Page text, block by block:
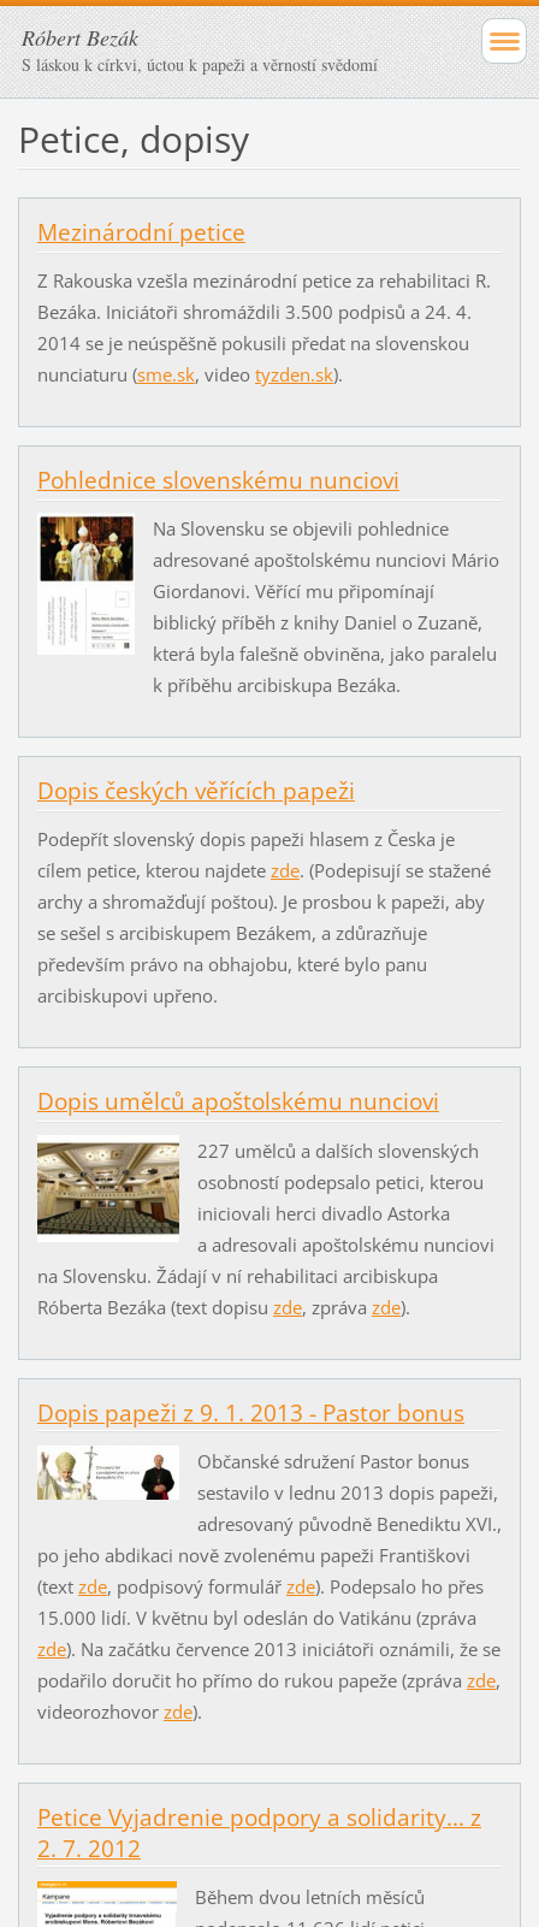
Róbert Bezák
S láskou k církvi, úctou k papeži a věrností svědomí
Petice, dopisy
Mezinárodní petice
Z Rakouska vzešla mezinárodní petice za rehabilitaci R.
Bezáka. Iniciátoři shromáždili 3.500 podpisů a 24. 4.
2014 se je neúspěšně pokusili předat na slovenskou
nunciaturu (sme.sk, video tyzden.sk).
Pohlednice slovenskému nunciovi
Na Slovensku se objevili pohlednice
adresované apoštolskému nunciovi Mário
Giordanovi. Věřící mu připomínají
biblický příběh z knihy Daniel o Zuzaně,
která byla falešně obviněna, jako paralelu
k příběhu arcibiskupa Bezáka.
Dopis českých věřících papeži
Podepřít slovenský dopis papeži hlasem z Česka je
cílem petice, kterou najdete zde. (Podepisují se stažené
archy a shromažďují poštou). Je prosbou k papeži, aby
se sešel s arcibiskupem Bezákem, a zdůrazňuje
především právo na obhajobu, které bylo panu
arcibiskupovi upřeno.
Dopis umělců apoštolskému nunciovi
227 umělců a dalších slovenských
osobností podepsalo petici, kterou
iniciovali herci divadlo Astorka
a adresovali apoštolskému nunciovi
na Slovensku. Žádají v ní rehabilitaci arcibiskupa
Róberta Bezáka (text dopisu zde, zpráva zde).
Dopis papeži z 9. 1. 2013 - Pastor bonus
Občanské sdružení Pastor bonus
sestavilo v lednu 2013 dopis papeži,
adresovaný původně Benediktu XVI.,
po jeho abdikaci nově zvolenému papeži Františkovi
(text zde, podpisový formulář zde). Podepsalo ho přes
15.000 lidí. V květnu byl odeslán do Vatikánu (zpráva
zde). Na začátku července 2013 iniciátoři oznámili, že se
podařilo doručit ho přímo do rukou papeže (zpráva zde,
videorozhovor zde).
Petice Vyjadrenie podpory a solidarity... z
2. 7. 2012
Během dvou letních měsíců